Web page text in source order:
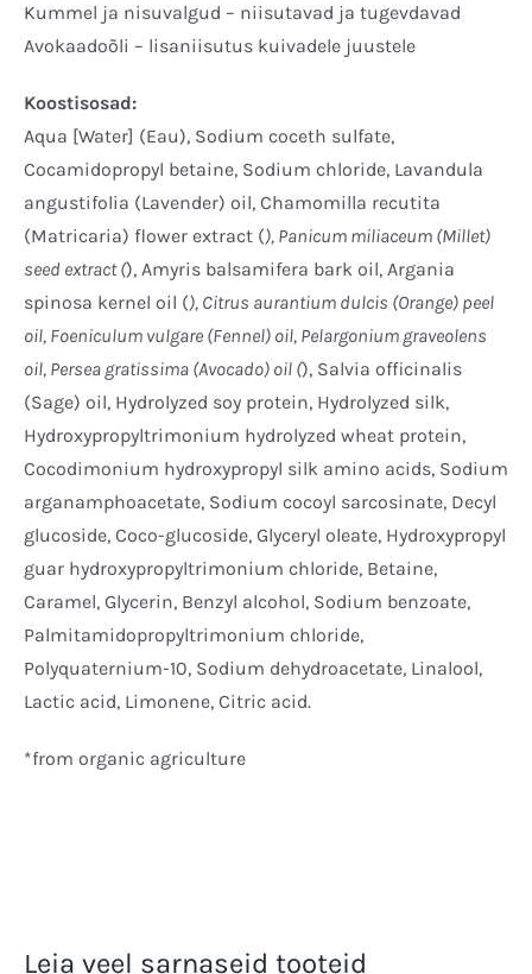
Kummel ja nisuvalgud – niisutavad ja tugevdavad
Avokaadoõli – lisaniisutus kuivadele juustele
Koostisosad:
Aqua [Water] (Eau), Sodium coceth sulfate,
Cocamidopropyl betaine, Sodium chloride, Lavandula
angustifolia (Lavender) oil, Chamomilla recutita
(Matricaria) flower extract (), Panicum miliaceum (Millet)
seed extract (), Amyris balsamifera bark oil, Argania
spinosa kernel oil (), Citrus aurantium dulcis (Orange) peel
oil, Foeniculum vulgare (Fennel) oil, Pelargonium graveolens
oil, Persea gratissima (Avocado) oil (), Salvia officinalis
(Sage) oil, Hydrolyzed soy protein, Hydrolyzed silk,
Hydroxypropyltrimonium hydrolyzed wheat protein,
Cocodimonium hydroxypropyl silk amino acids, Sodium
arganamphoacetate, Sodium cocoyl sarcosinate, Decyl
glucoside, Coco-glucoside, Glyceryl oleate, Hydroxypropyl
guar hydroxypropyltrimonium chloride, Betaine,
Caramel, Glycerin, Benzyl alcohol, Sodium benzoate,
Palmitamidopropyltrimonium chloride,
Polyquaternium-10, Sodium dehydroacetate, Linalool,
Lactic acid, Limonene, Citric acid.
*from organic agriculture
Leia veel sarnaseid tooteid